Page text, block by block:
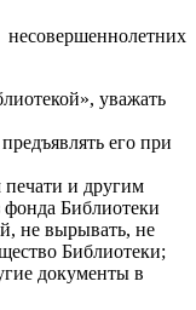
уважать
его при
и другим
Библиотеки
не вырывать, не
Библиотеки;
документы в